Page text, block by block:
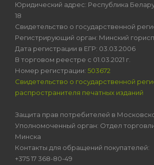
Юридический адрес: Республика
18
Свидетельство о государственной
Регистрирующий орган: Минский
Дата регистрации в ЕГР: 03.03.2006
В торговом реестре с 01.03.2021 г.
Номер регистрации: 503672
Свидетельство о государственной
распространителя печатных изданий
Защита прав потребителей в
Уполномоченный орган: Отдел
Минска
Контакты для обращений покупателей:
+375 17 368-80-49